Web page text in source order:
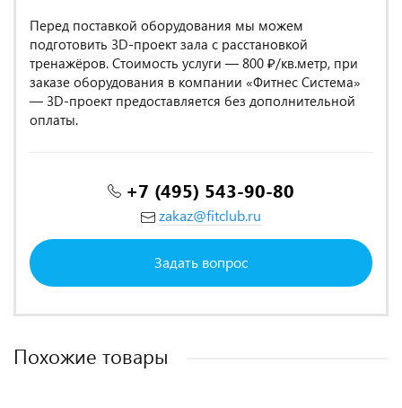
Перед поставкой оборудования мы можем
подготовить 3D-проект зала с расстановкой
тренажёров. Стоимость услуги — 800 ₽/кв.метр, при
заказе оборудования в компании «Фитнес Система»
— 3D-проект предоставляется без дополнительной
оплаты.
+7 (495) 543-90-80
zakaz@fitclub.ru
Задать вопрос
Похожие товары